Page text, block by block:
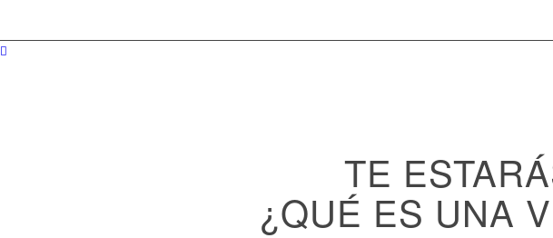
TE
¿QUÉ ES UNA